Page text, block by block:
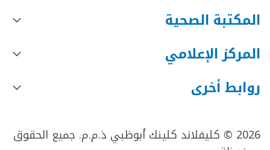
المكتبة الصحية
المركز الإعلامي
روابط أخرى
2026 © كليفلاند كلينك أبوظبي ذ.م.م. جميع الحقوق